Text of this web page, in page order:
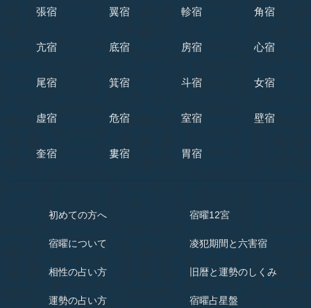
張宿 翼宿 軫宿 角宿
亢宿 底宿 房宿 心宿
尾宿 箕宿 斗宿 女宿
虚宿 危宿 室宿 壁宿
奎宿 婁宿 胃宿
初めての方へ
宿曜について
相性の占い方
運勢の占い方
宿曜12宮
凌犯期間と六害宿
旧暦と運勢のしくみ
宿曜占星盤